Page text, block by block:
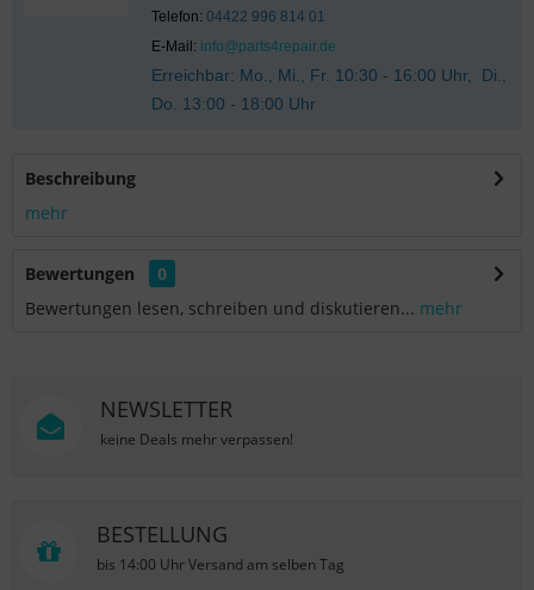
Telefon: 04422 996 814 01
E-Mail: info@parts4repair.de
Erreichbar: Mo., Mi., Fr. 10:30 - 16:00 Uhr, Di.,
Do. 13:00 - 18:00 Uhr
Beschreibung
mehr
Bewertungen
0
Bewertungen lesen, schreiben und diskutieren... mehr
NEWSLETTER
keine Deals mehr verpassen!
BESTELLUNG
bis 14:00 Uhr Versand am selben Tag